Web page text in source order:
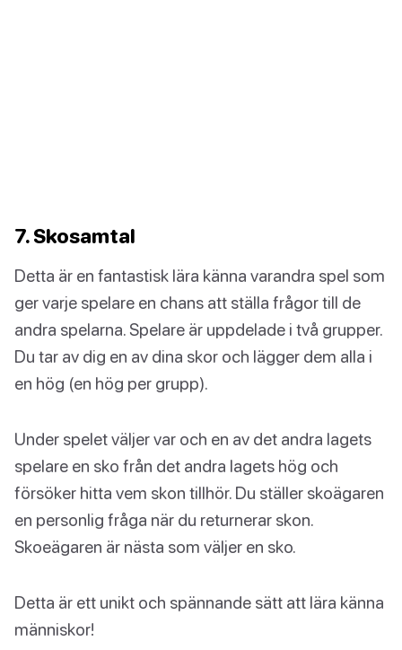
7. Skosamtal
Detta är en fantastisk lära känna varandra spel som
ger varje spelare en chans att ställa frågor till de
andra spelarna. Spelare är uppdelade i två grupper.
Du tar av dig en av dina skor och lägger dem alla i
en hög (en hög per grupp).
Under spelet väljer var och en av det andra lagets
spelare en sko från det andra lagets hög och
försöker hitta vem skon tillhör. Du ställer skoägaren
en personlig fråga när du returnerar skon.
Skoeägaren är nästa som väljer en sko.
Detta är ett unikt och spännande sätt att lära känna
människor!